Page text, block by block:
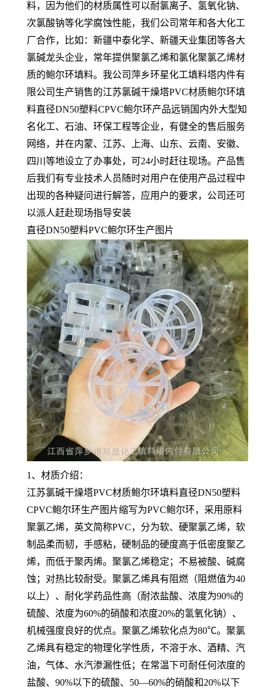
料，因为他们的材质属性可以耐氯离子、氢氧化钠、
次氯酸钠等化学腐蚀性能，我们公司常年和各大化工
厂合作，比如：新疆中泰化学、新疆天业集团等各大
氯碱龙头企业，常年提供聚氯乙烯和氯化聚氯乙烯材
质的鲍尔环填料。我公司萍乡环星化工填料塔内件有
限公司生产销售的江苏氯碱干燥塔PVC材质鲍尔环填
料直径DN50塑料CPVC鲍尔环产品远销国内外大型知
名化工、石油、环保工程等企业，有健全的售后服务
网络，并在内蒙、江苏、上海、山东、云南、安徽、
四川等地设立了办事处，可24小时赶往现场。产品售
后我们有专业技术人员随时对用户在使用产品过程中
出现的各种疑问进行解答，应用户的要求，公司还可
以派人赶赴现场指导安装
直径DN50塑料PVC鲍尔环生产图片
1、材质介绍：
江苏氯碱干燥塔PVC材质鲍尔环填料直径DN50塑料
CPVC鲍尔环生产图片缩写为PVC鲍尔环，采用原料
聚氯乙烯，英文简称PVC，分为软、硬聚氯乙烯，软
制品柔而韧，手感粘，硬制品的硬度高于低密度聚乙
烯，而低于聚丙烯。聚氯乙烯稳定；不易被酸、碱腐
蚀；对热比较耐受。聚氯乙烯具有阻燃（阻燃值为40
以上）、耐化学药品性高（耐浓盐酸、浓度为90%的
硫酸、浓度为60%的硝酸和浓度20%的氢氧化钠）、
机械强度良好的优点。聚氯乙烯软化点为80℃。聚氯
乙烯具有稳定的物理化学性质，不溶于水、酒精、汽
油，气体、水汽渗漏性低；在常温下可耐任何浓度的
盐酸、90%以下的硫酸、50—60%的硝酸和20%以下